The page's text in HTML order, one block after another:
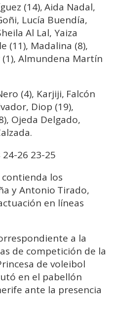
(14), Aida Nadal,
Lucía Buendía,
Al Lal, Yaiza
(11), Madalina (8),
Almundena Martín
(4), Karjiji, Falcón
Diop (19),
Ojeda Delgado,
24-26 23-25
los
y Antonio Tirado,
en líneas
a la
de competición de la
de voleibol
en el pabellón
ante la presencia